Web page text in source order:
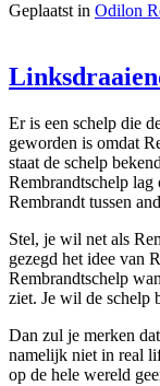
Geplaatst in Odilon
Er is een schelp die
geworden is omdat
staat de schelp
Rembrandtschelp
Rembrandt tussen
Stel, je wil net als
gezegd het idee van
Rembrandtschelp
ziet. Je wil de schelp
Dan zul je merken
namelijk niet in real
op de hele wereld